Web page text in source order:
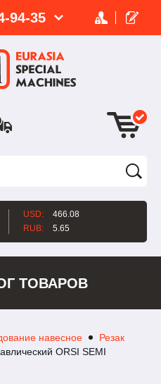
94-35
USD:
466.08
RUB:
5.65
ТОВАРОВ
навесное
Резак
ORSI SEMI